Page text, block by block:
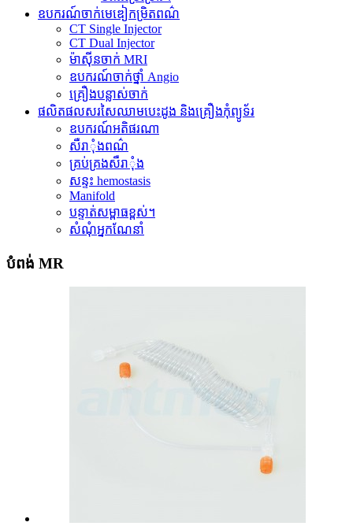
ឧបករណ៍ចាក់មេឌៀកម្រិតពណ៌
CT Single Injector
CT Dual Injector
ម៉ាស៊ីនចាក់ MRI
ឧបករណ៍ចាក់ថ្នាំ Angio
គ្រឿងបន្លាស់ចាក់
ផលិតផលសរសៃឈាមបេះដូង និងគ្រឿងកុំព្យូទ័រ
ឧបករណ៍អតិផរណា
សឺរាុំងពណ៌
គ្រប់គ្រងសឺរាុំង
សន្ទះ hemostasis
Manifold
បន្ទាត់សម្ពាធខ្ពស់។
សំណុំអ្នកណែនាំ
បំពង់ MR